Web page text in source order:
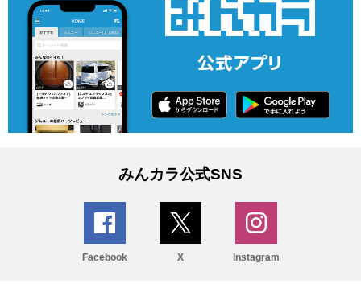
みんカラ公式SNS
Facebook X Instagram